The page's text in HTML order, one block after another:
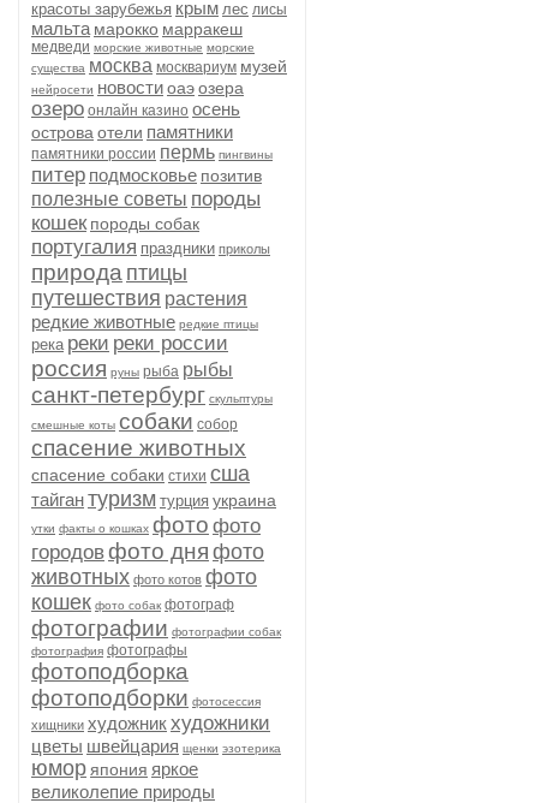
красоты зарубежья крым лес лисы
мальта марокко марракеш
медведи морские животные морские
существа москва москвариум музей
нейросети новостиоаэозера
озеро онлайн казино осень
острова отели памятники
памятники россии пермь пингвины
питер подмосковье позитив
полезные советы породы
кошек породы собак
португалия праздники приколы
природа птицы
путешествия растения
редкие животные редкие птицы
река реки реки россии
россия руны рыба рыбы
санкт-петербург скульптуры
смешные коты собаки собор
спасение животных
спасение собаки стихи сша
тайгантуризм турция украина
утки факты о кошках фото фото
городовфото дня фото
животных фото котов фото
кошек фото собак фотограф
фотографии фотографии собак
фотография фотографы
фотоподборка
фотоподборки фотосессия
хищники художникхудожники
цветы швейцария щенки эзотерика
юмор япония яркое
великолепие природы